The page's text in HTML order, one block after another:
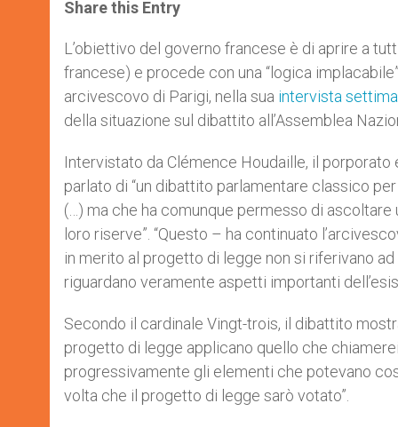
s
p
p
e
g
e
r
b
o
k
r
Share this Entry
L’obiettivo del governo francese è di aprire a
francese) e procede con una “logica
arcivescovo di Parigi, nella sua intervista
della situazione sul dibattito all’Assemblea
Intervistato da Clémence Houdaille, il
parlato di “un dibattito parlamentare classico
(…) ma che ha comunque permesso di
loro riserve”. “Questo – ha continuato
in merito al progetto di legge non si riferivano
riguardano veramente aspetti importanti
Secondo il cardinale Vingt-trois, il dibattito
progetto di legge applicano quello che
progressivamente gli elementi che potevano
volta che il progetto di legge sarò votato”.